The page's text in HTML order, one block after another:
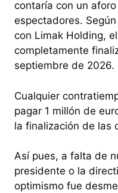
contaría con un
espectadores.
con Limak Holding,
completamente
septiembre de 2026.
Cualquier
pagar 1 millón de
la finalización de las
Así pues, a falta de
presidente o la
optimismo fue